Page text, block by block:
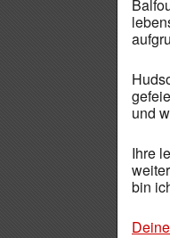
und
Ihre
bin